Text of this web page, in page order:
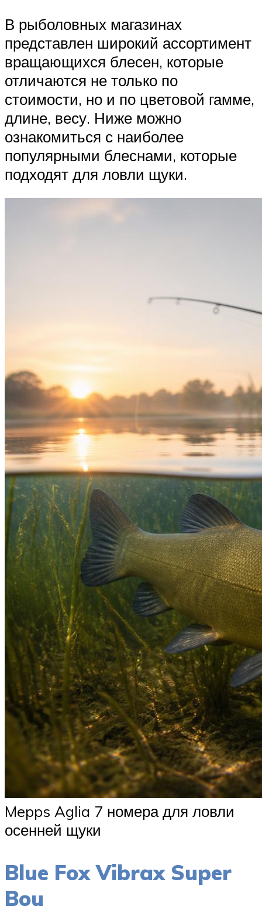
В рыболовных магазинах
представлен широкий ассортимент
вращающихся блесен, которые
отличаются не только по
стоимости, но и по цветовой гамме,
длине, весу. Ниже можно
ознакомиться с наиболее
популярными блеснами, которые
подходят для ловли щуки.
Mepps Aglia 7 номера для ловли
осенней щуки
Blue Fox Vibrax Super
Bou